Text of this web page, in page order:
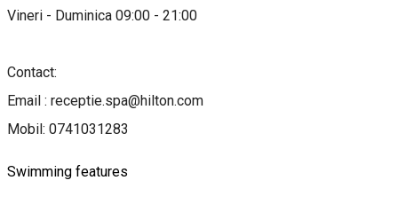
Vineri - Duminica 09:00 - 21:00
Contact:
Email : receptie.spa@hilton.com
Mobil: 0741031283
Swimming features